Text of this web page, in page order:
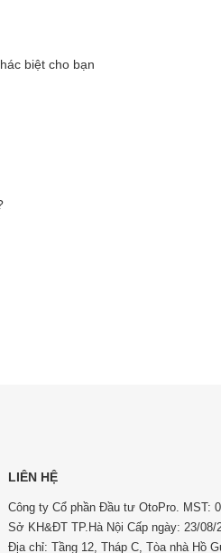
biệt cho bạn
LIÊN HỆ
Công ty Cổ phần Đầu tư OtoPro. MST:
Sở KH&ĐT TP.Hà Nội Cấp ngày: 23/08/
Địa chỉ: Tầng 12, Tháp C, Tòa nhà Hồ